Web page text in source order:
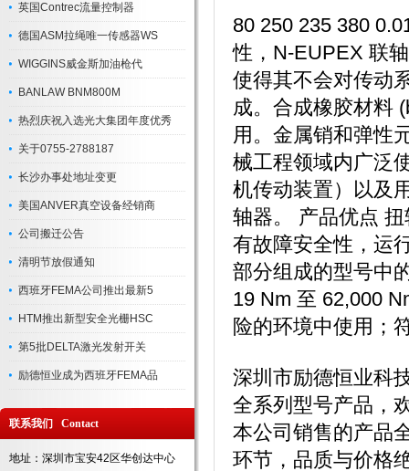
英国Contrec流量控制器
德国ASM拉绳唯一传感器WS
WIGGINS威金斯加油枪代
BANLAW BNM800M
热烈庆祝入选光大集团年度优秀
关于0755-2788187
长沙办事处地址变更
美国ANVER真空设备经销商
公司搬迁公告
清明节放假通知
西班牙FEMA公司推出最新5
HTM推出新型安全光栅HSC
第5批DELTA激光发射开关
励德恒业成为西班牙FEMA品
联系我们 Contact
地址：深圳市宝安42区华创达中心
80 250 235 380
性，N-EUPEX 联
使得其不会对传动
成。合成橡胶材料
用。金属销和弹性
械工程领域内广泛
机传动装置）以及
轴器。 产品优点
有故障安全性，运
部分组成的型号中
19 Nm 至 62,000
险的环境中使用；
深圳市励德恒业科
全系列型号产品，
本公司销售的产品
环节，品质与价格